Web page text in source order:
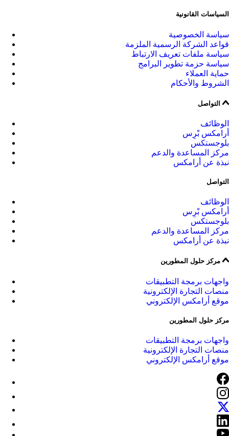
السياسات القانونية
سياسة الخصوصية
قواعد الشركة الرسمية الملزمة
سياسة ملفات تعريف الارتباط
سياسة حزمة تطوير البرامج
حماية العملاء
الشروط والأحكام
التواصل
الوظائف
أرامكس بْرِس
بلوجستكس
مركز المساعدة والدعم
نبذة عن أرامكس
التواصل
الوظائف
أرامكس بْرِس
بلوجستكس
مركز المساعدة والدعم
نبذة عن أرامكس
مركز حلول المطورين
واجهات برمجة التطبيقات
منصات التجارة الإلكترونية
موقع أرامكس الإلكتروني
مركز حلول المطورين
واجهات برمجة التطبيقات
منصات التجارة الإلكترونية
موقع أرامكس الإلكتروني